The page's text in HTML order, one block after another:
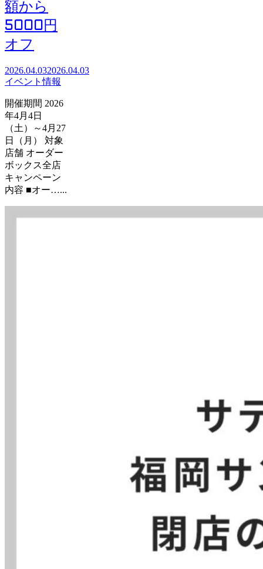
額から
5000円
オフ
2026.04.032026.04.03
イベント情報
開催期間 2026
年4月4日
（土）～4月27
日（月） 対象
店舗 オーダー
ボックス全店
キャンペーン
内容 ■オー…...